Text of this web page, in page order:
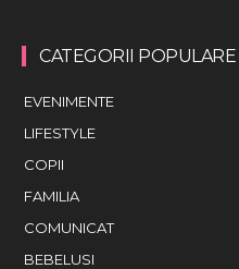
CATEGORII POPULARE
EVENIMENTE
LIFESTYLE
COPII
FAMILIA
COMUNICAT
BEBELUSI